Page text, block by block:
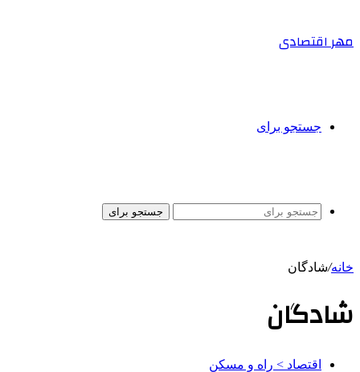
مهر اقتصادی
جستجو برای
جستجو برای
خانه/شادگان
شادگان
اقتصاد > راه و مسکن